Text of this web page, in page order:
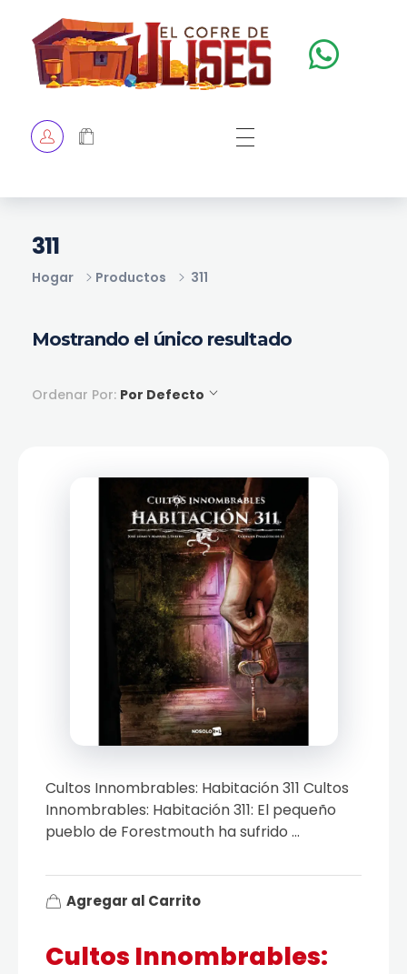
TIENDA
Hogar Productos 311
311
Mostrando el único resultado
Ordenar Por: Por Defecto
Cultos Innombrables:
Cultos Innombrables: Habitación 311 Cultos
Innombrables: Habitación 311: El pequeño
pueblo de Forestmouth ha sufrido ...
Agregar al Carrito